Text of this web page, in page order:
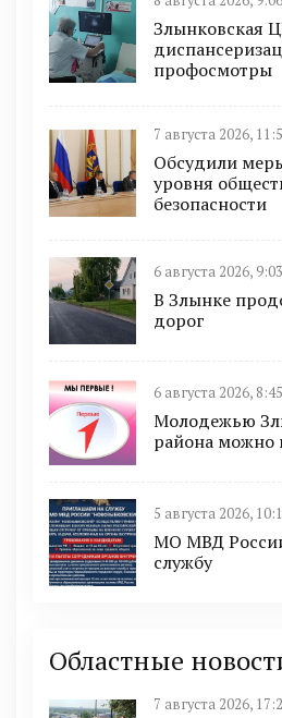
Злынковская
профосмотры
7 августа 2026,
Обсудили
уровня
безопасности
6 августа 2026, 9:03
В Злынке
дорог
6 августа 2026, 8:45
Молодежью
района можно
5 августа 2026,
МО МВД
службу
Областные
7 августа 2026,